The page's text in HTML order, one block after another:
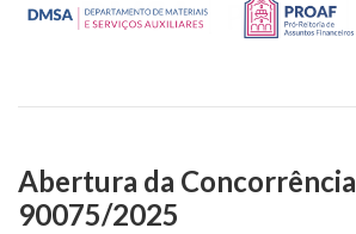
Abertura da Concorrência
90075/2025